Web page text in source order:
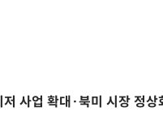
사업 확대·북미 시장 정